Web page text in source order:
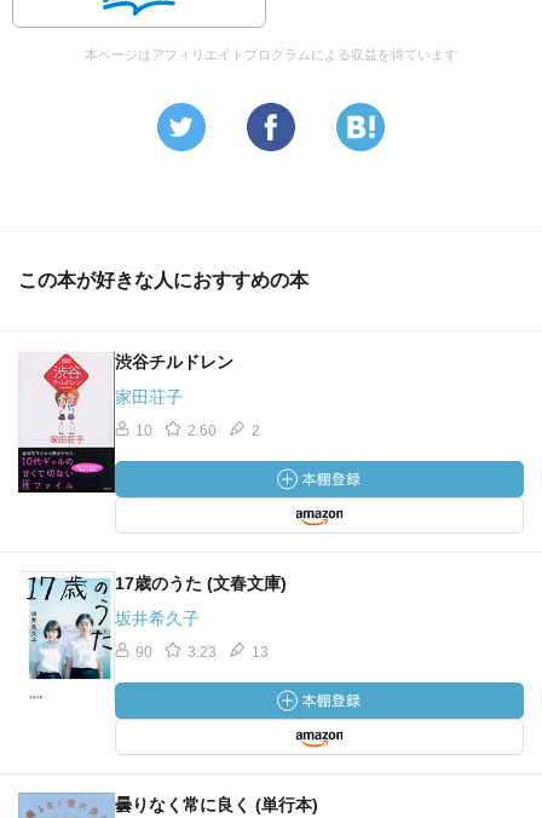
本ページはアフィリエイトプログラムによる収益を得ています
この本が好きな人におすすめの本
渋谷チルドレン
家田荘子
10 2.60 2
17歳のうた (文春文庫)
坂井希久子
90 3.23 13
曇りなく常に良く (単行本)